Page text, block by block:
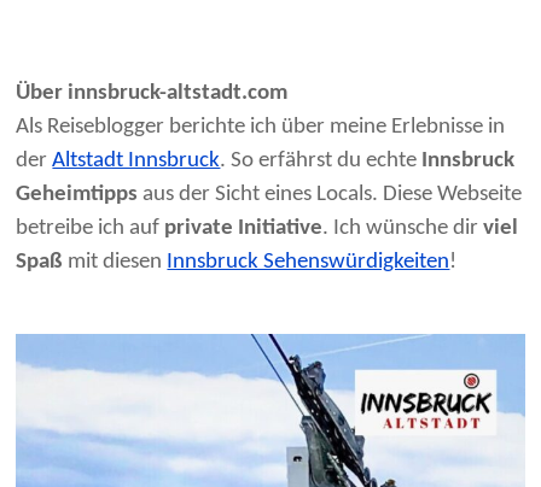
Über innsbruck-altstadt.com
Als Reiseblogger berichte ich über meine Erlebnisse in
derAltstadt Innsbruck. So erfährst du echte Innsbruck
Geheimtipps aus der Sicht eines Locals. Diese Webseite
betreibe ich auf private Initiative. Ich wünsche dirviel
Spaß mit diesen Innsbruck Sehenswürdigkeiten!